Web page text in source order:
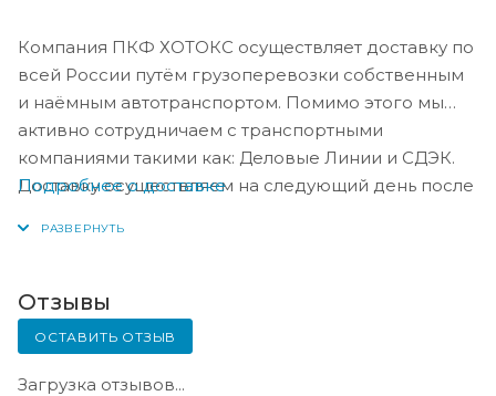
Компания ПКФ ХОТОКС осуществляет доставку по
всей России путём грузоперевозки собственным
и наёмным автотранспортом. Помимо этого мы
активно сотрудничаем с транспортными
компаниями такими как: Деловые Линии и СДЭК.
Доставку осуществляем на следующий день после
Подробнее о доставке
Отзывы
ОСТАВИТЬ ОТЗЫВ
Загрузка отзывов...